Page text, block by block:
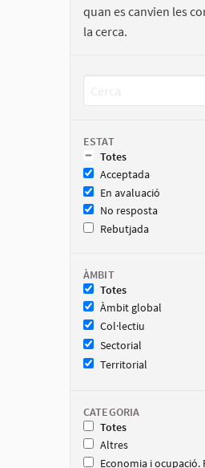
quan es canvien les
la cerca.
ESTAT
Totes
Acceptada
En avaluació
No resposta
Rebutjada
ÀMBIT
Totes
Àmbit global
Col·lectiu
Sectorial
Territorial
CATEGORIA
Totes
Altres
Economia i ocupació.